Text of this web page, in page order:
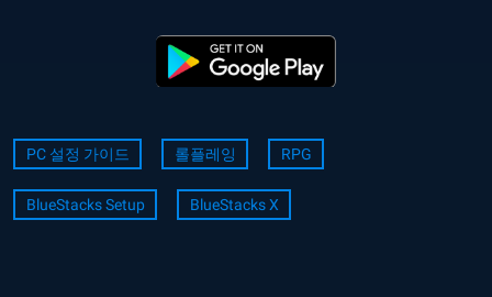
PC 설정 가이드 롤플레잉 RPG
BlueStacks Setup BlueStacks X